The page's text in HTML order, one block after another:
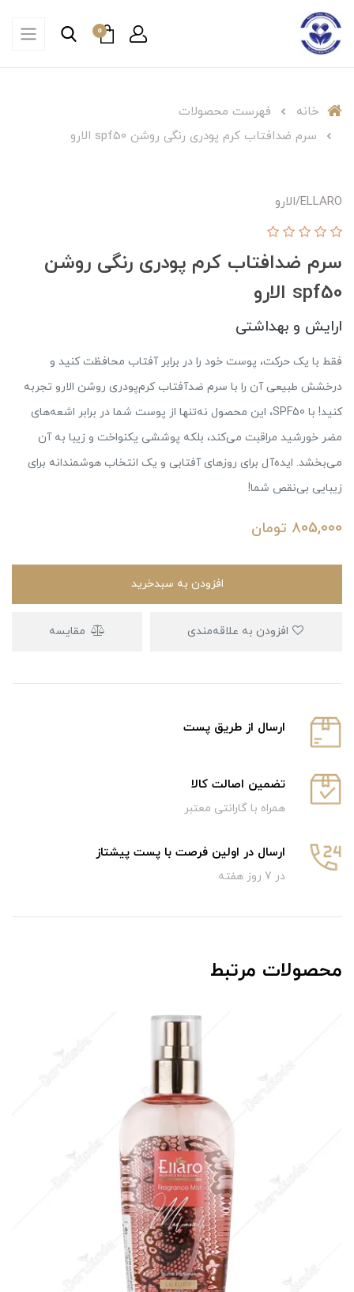
0
خانه
فهرست محصولات
سرم ضدافتاب کرم پودری رنگی روشن spf50 الارو
ELLARO/الارو
سرم ضدافتاب کرم پودری رنگی روشن
spf50 الارو
ارایش و بهداشتی
فقط با یک حرکت، پوست خود را در برابر آفتاب محافظت کنید و
درخشش طبیعی آن را با سرم ضدآفتاب کرم‌پودری روشن الارو تجربه
کنید! با SPF50، این محصول نه‌تنها از پوست شما در برابر اشعه‌های
مضر خورشید مراقبت می‌کند، بلکه پوششی یکنواخت و زیبا به آن
می‌بخشد. ایده‌آل برای روزهای آفتابی و یک انتخاب هوشمندانه برای
زیبایی بی‌نقص شما!
805,000 تومان
افزودن به سبدخرید
مقایسه
ارسال از طریق پست
تضمین اصالت کالا
همراه با گارانتی معتبر
ارسال در اولین فرصت با پست پیشتاز
در 7 روز هفته
محصولات مرتبط